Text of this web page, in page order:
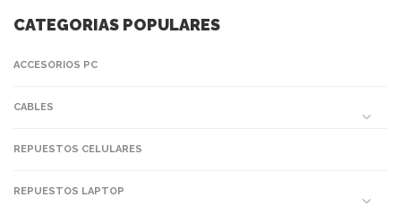
CATEGORIAS POPULARES
ACCESORIOS PC
CABLES
REPUESTOS CELULARES
REPUESTOS LAPTOP